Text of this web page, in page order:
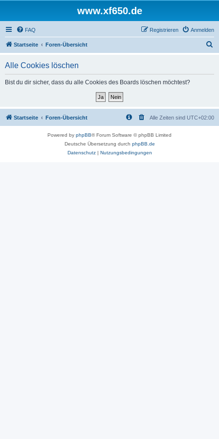
www.xf650.de
FAQ Anmelden
Registrieren
Startseite Foren-Übersicht
Alle Cookies löschen
Bist du dir sicher, dass du alle Cookies des Boards löschen möchtest?
Startseite Foren-Übersicht Alle Zeiten sind UTC+02:00
Powered by phpBB® Forum Software © phpBB Limited
Deutsche Übersetzung durch phpBB.de
Datenschutz| Nutzungsbedingungen